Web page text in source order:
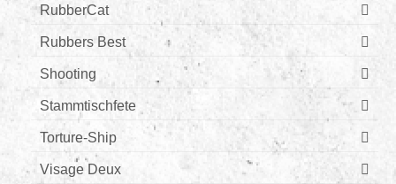
RubberCat
Rubbers Best
Shooting
Stammtischfete
Torture-Ship
Visage Deux